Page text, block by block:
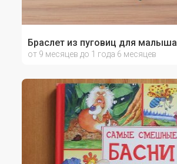
Браслет из пуговиц для малыша
от 9 месяцев до 1 года 6 месяцев